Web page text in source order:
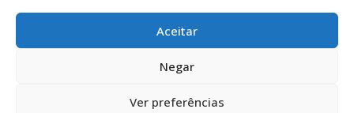
Aceitar
Negar
Ver preferências
© Todos os direitos reservados